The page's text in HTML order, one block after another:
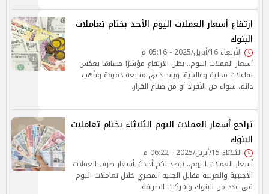
ارتفاع أسعار العملات اليوم الأحد بختام تعاملات
البنوك
الأربعاء 16/أبريل/2025 - 05:16 م
أسعار العملات اليوم.. يظل الارتفاع مؤشرًا حساسًا يعكس
تفاعلات محلية وعالمية، ويستدعي متابعة دقيقة وتأهب
دائم، سواء من الأفراد أو من صناع القرار.
تراجع أسعار العملات اليوم الثلاثاء بختام تعاملات
البنوك
الثلاثاء 15/أبريل/2025 - 06:22 م
أسعار العملات اليوم.. نرصد لكم أحدث أسعار صرف العملات
الأجنبية والعربية مقابل الجنيه المصري خلال تعاملات اليوم
في عدد من البنوك وشركات الصرافة.